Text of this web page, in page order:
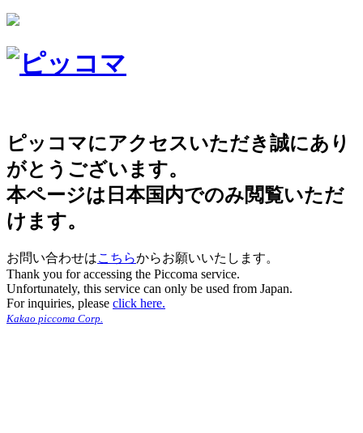
ピッコマにアクセスいただき誠にあり
がとうございます。
本ページは日本国内でのみ閲覧いただ
けます。
お問い合わせはこちらからお願いいたします。
Thank you for accessing the Piccoma service.
Unfortunately, this service can only be used from Japan.
For inquiries, please click here.
Kakao piccoma Corp.